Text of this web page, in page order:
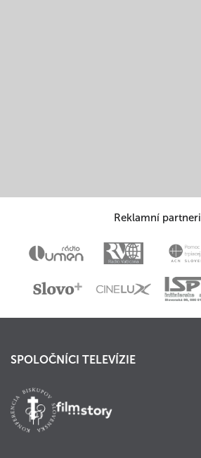
Reklamní partneri
SPOLOČNÍCI TELEVÍZIE